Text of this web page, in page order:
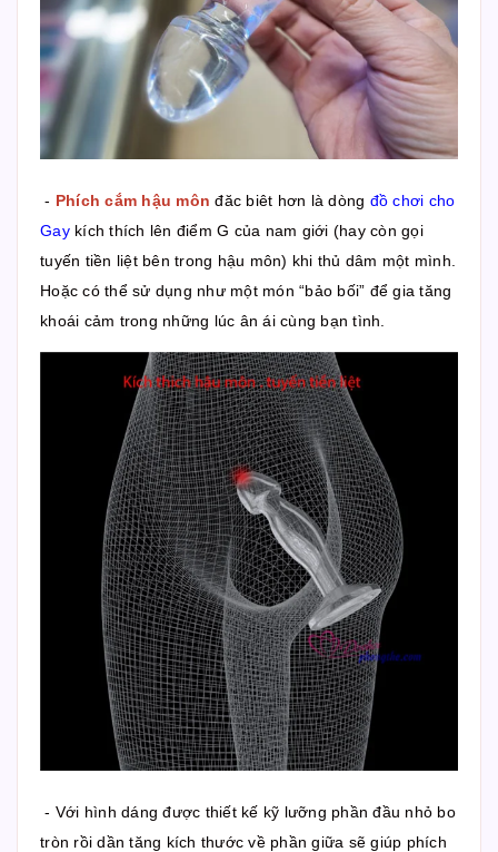
- Phích cắm hậu môn đăc biêt hơn là dòng đồ chơi cho
Gaykích thích lên điểm G của nam giới (hay còn gọi
tuyến tiền liệt bên trong hậu môn) khi thủ dâm một mình.
Hoặc có thể sử dụng như một món “bảo bối” để gia tăng
khoái cảm trong những lúc ân ái cùng bạn tình.
- Với hình dáng được thiết kế kỹ lưỡng phần đầu nhỏ bo
tròn rồi dần tăng kích thước về phần giữa sẽ giúp phích